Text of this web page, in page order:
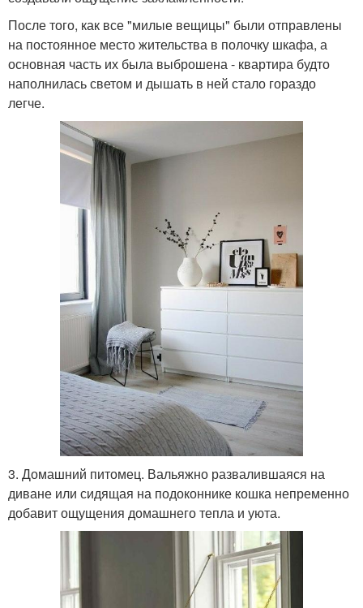
После того, как все "милые вещицы" были отправлены
на постоянное место жительства в полочку шкафа, а
основная часть их была выброшена - квартира будто
наполнилась светом и дышать в ней стало гораздо
легче.
3. Домашний питомец. Вальяжно развалившаяся на
диване или сидящая на подоконнике кошка непременно
добавит ощущения домашнего тепла и уюта.